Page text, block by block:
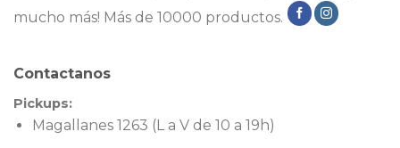
mucho más! Más de 10000 productos.
Contactanos
Pickups:
Magallanes 1263 (L a V de 10 a 19h)